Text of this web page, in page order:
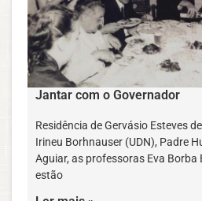
Jantar com o Governador
Residência de Gervásio Esteves
Irineu Borhnauser (UDN), Padre
Aguiar, as professoras Eva Borba
estão